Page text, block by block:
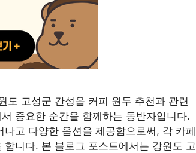
도 고성군 간성읍 커피 원두 추천과 관련
중요한 순간을 함께하는 동반자입니다.
고 다양한 옵션을 제공함으로써, 각 카페
니다. 본 블로그 포스트에서는 강원도 고